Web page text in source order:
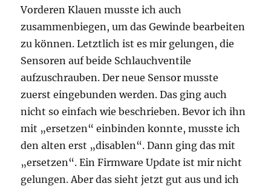
Vorderen Klauen musste ich auch
zusammenbiegen, um das Gewinde bearbeiten
zu können. Letztlich ist es mir gelungen, die
Sensoren auf beide Schlauchventile
aufzuschrauben. Der neue Sensor musste
zuerst eingebunden werden. Das ging auch
nicht so einfach wie beschrieben. Bevor ich ihn
mit „ersetzen“ einbinden konnte, musste ich
den alten erst „disablen“. Dann ging das mit
„ersetzen“. Ein Firmware Update ist mir nicht
gelungen. Aber das sieht jetzt gut aus und ich